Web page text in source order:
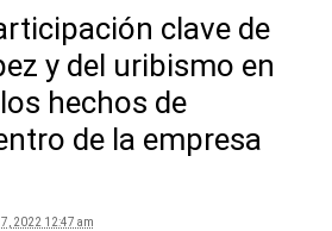
clave de
y del uribismo en
hechos de
de la empresa
2022 12:47 am